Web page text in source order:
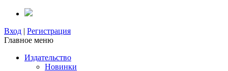
Вход | Регистрация
Главное меню
Издательство
Новинки